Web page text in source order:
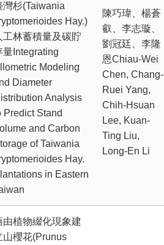
灣杉(Taiwania
Hay.)
工林蓄積量及碳貯
量Integrating
Modeling
Diameter
Analysis
Predict Stand
and Carbon
of Taiwania
Hay.
in Eastern
陳巧瑋、楊蒼
叡、李志璇、
劉冠廷、李隆
恩Chiau-Wei
Chen, Chang-
Ruei Yang,
Chih-Hsuan
Lee, Kuan-
Ting Liu,
Long-En Li
由植物綴化現象建
山櫻花(Prunus